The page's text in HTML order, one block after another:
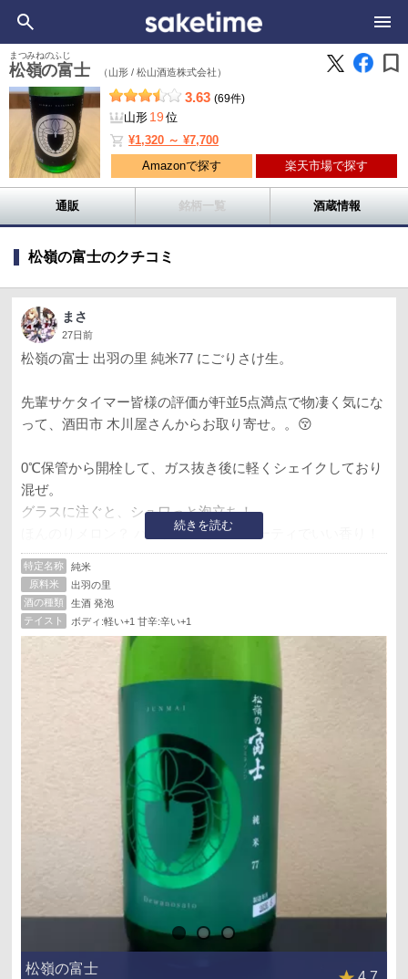
松嶺の富士
まつみねのふじ
（山形 /松山酒造株式会社） bookmark
3.63 (69件)
山形 19 位
shopping_cart ¥1,320 ～ ¥7,700
Amazonで探す 楽天市場で探す
通販 銘柄一覧 酒蔵情報
松嶺の富士のクチコミ
まさ
27日前
続きを読む
松嶺の富士 出羽の里 純米77 にごりさけ生。
先輩サケタイマー皆様の評価が軒並5点満点で物凄く気にな
って、酒田市 木川屋さんからお取り寄せ。。😚
0℃保管から開栓して、ガス抜き後に軽くシェイクしており
混ぜ。
グラスに注ぐと、シュワっと泡立ち！
ほんのりメロン？ バナナ？っぽいフルーティでいい香り！
🤩
口に含むと強めのシュワシュワ！
ほんのりフルーティで甘い風味を感じつつ、味筋はすっき
りした酸味の立った辛口です（日本酒度+3）。
さはなく、低精米ですが雑味も感じません。
最後は軽い苦味でスッと・・・何も残らない感じでお口さ
これは・・・ラベルの見た目に反してモダン系「フルーテ
ィ淡麗辛口シュワシュワ」です！🤩
フレッシュ＆フルーティ＆ライト＆ドライで、まさしく辛
口シャンパンみたい😍
すっきりした口当たりで単体でスイスイ進みますが、食中
もバッチリ！🥰
チキンステーキ、揚げ出し豆腐などと合わせましたが、和
洋ともいけますね。
特定名称
純米
原料米
出羽の里
酒の種類
生酒 発泡
テイスト
ボディ:軽い+1 甘辛:辛い+1
松嶺の富士